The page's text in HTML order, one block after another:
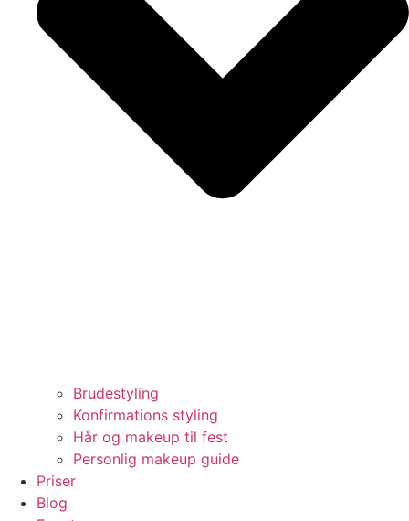
Brudestyling
Konfirmations styling
Hår og makeup til fest
Personlig makeup guide
Priser
Blog